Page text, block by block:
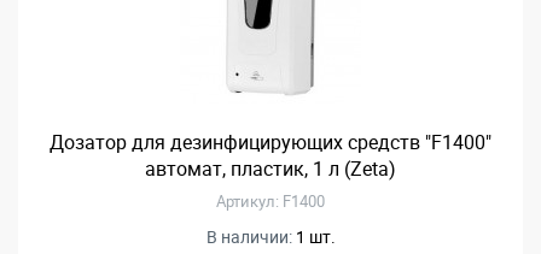
Дозатор для дезинфицирующих средств "F1400"
автомат, пластик, 1 л (Zeta)
Артикул: F1400
В наличии: 1 шт.